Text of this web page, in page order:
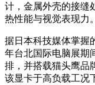
计，金属外壳的接缝
热性能与视觉表现力。
据日本科技媒体掌握
年台北国际电脑展期
排，并搭载猫头鹰品
该显卡于高负载工况